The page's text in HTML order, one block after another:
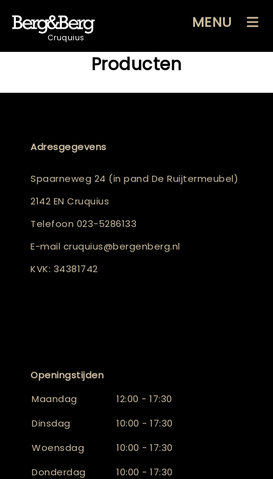
Cruquius
MENU
Producten
Adresgegevens
Spaarneweg 24 (in pand De Ruijtermeubel)
2142 EN Cruquius
Telefoon 023-5286133
E-mail cruquius@bergenberg.nl
KVK: 34381742
Openingstijden
Maandag
12:00 - 17:30
Dinsdag
10:00 - 17:30
Woensdag
10:00 - 17:30
Donderdag
10:00 - 17:30